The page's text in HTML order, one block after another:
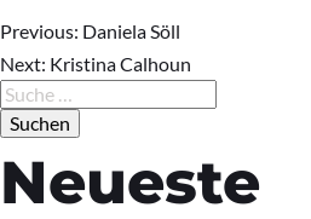
Beitrags-
Navigation
Previous: Daniela Söll
Next: Kristina Calhoun
Suche
nach:
Neueste